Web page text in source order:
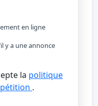
en ligne
y a une annonce
la politique
.